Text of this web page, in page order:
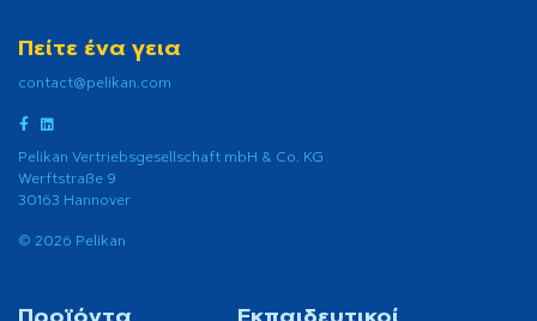
Πείτε ένα γεια
contact@pelikan.com
Pelikan Vertriebsgesellschaft mbH & Co. KG
Werftstraße 9
30163 Hannover
© 2026 Pelikan